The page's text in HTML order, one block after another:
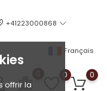
offrir la
+41223000868
Français
0 0